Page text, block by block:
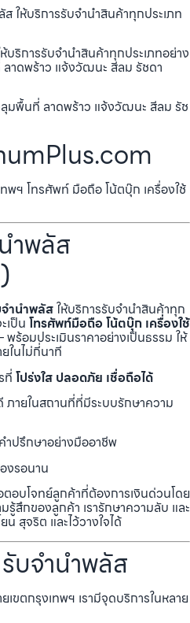
ให้บริการรับจำนำสินค้าทุกประเภท
ริการรับจำนำสินค้าทุกประเภทอย่าง
าดพร้าว แจ้งวัฒนะ สีลม รัชดา
มพื้นที่ ลาดพร้าว แจ้งวัฒนะ สีลม รัช
พฯ โทรศัพท์ มือถือ โน้ตบุ๊ก เครื่องใช้
ำพลัส
ำนำพลัสให้บริการรับจำนำสินค้าทุก
เป็น โทรศัพท์มือถือ โน้ตบุ๊ก เครื่องใช้
ร้อมประเมินราคาอย่างเป็นธรรม ให้
ในไม่กี่นาที
ที่ โปร่งใส ปลอดภัย เชื่อถือได้
ายในสถานที่ที่มีระบบรักษาความ
ปรึกษาอย่างมืออาชีพ
งรอนาน
ตอบโจทย์ลูกค้าที่ต้องการเงินด่วนโดย
รู้สึกของลูกค้า เรารักษาความลับ และ
สุจริต และไว้วางใจได้
บจำนำพลัส
ขตกรุงเทพฯ เรามีจุดบริการในหลาย